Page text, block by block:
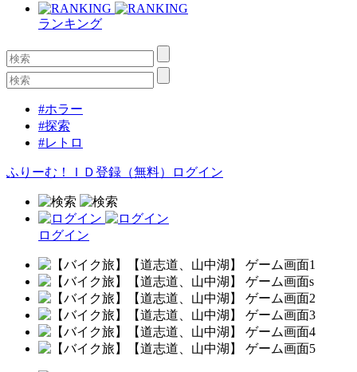
ランキング
#ホラー
#探索
#レトロ
ふりーむ！ＩＤ登録（無料） ログイン
ログイン